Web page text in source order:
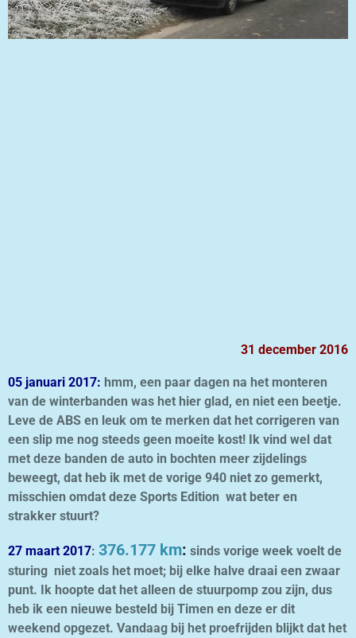
31 december 2016
05 januari 2017: hmm, een paar dagen na het monteren
van de winterbanden was het hier glad, en niet een beetje.
Leve de ABS en leuk om te merken dat het corrigeren van
een slip me nog steeds geen moeite kost! Ik vind wel dat
met deze banden de auto in bochten meer zijdelings
beweegt, dat heb ik met de vorige 940 niet zo gemerkt,
misschien omdat deze Sports Edition wat beter en
strakker stuurt?
27 maart 2017: 376.177 km: sinds vorige week voelt de
sturing niet zoals het moet; bij elke halve draai een zwaar
punt. Ik hoopte dat het alleen de stuurpomp zou zijn, dus
heb ik een nieuwe besteld bij Timen en deze er dit
weekend opgezet. Vandaag bij het proefrijden blijkt dat het